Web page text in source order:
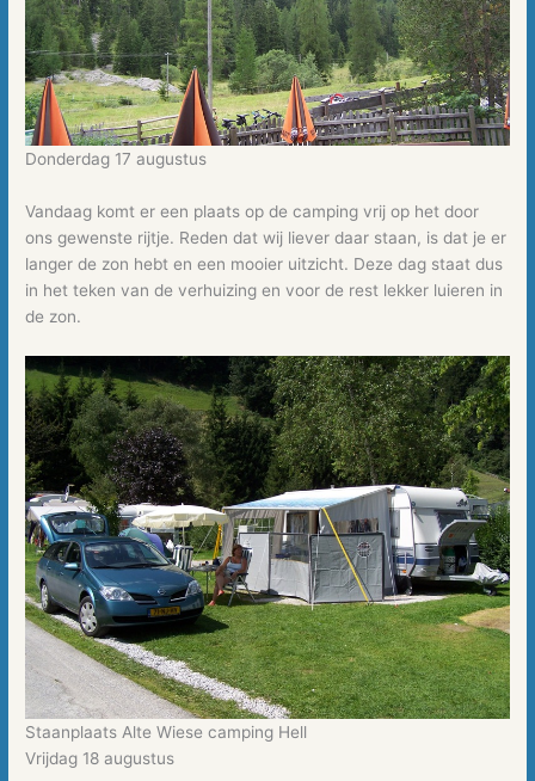
Donderdag 17 augustus
Vandaag komt er een plaats op de camping vrij op het door
ons gewenste rijtje. Reden dat wij liever daar staan, is dat je er
langer de zon hebt en een mooier uitzicht. Deze dag staat dus
in het teken van de verhuizing en voor de rest lekker luieren in
de zon.
Staanplaats Alte Wiese camping Hell
Vrijdag 18 augustus